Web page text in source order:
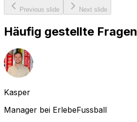
Previous slide Next slide
Häufig gestellte Fragen
Kasper
Manager bei ErlebeFussball